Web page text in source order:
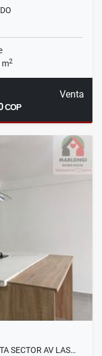
m2
Venta
COP
SECTOR AV LAS…